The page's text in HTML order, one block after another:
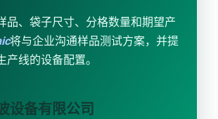
品、袋子尺寸、分格数量和期望产
将与企业沟通样品测试方案，并提
产线的设备配置。
设备有限公司